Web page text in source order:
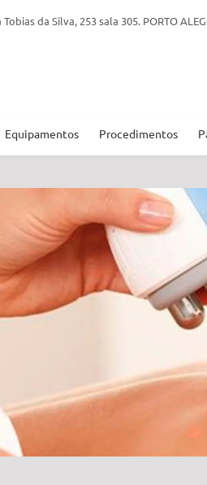
da Silva, 253 sala 305. PORTO
Equipamentos Procedimentos